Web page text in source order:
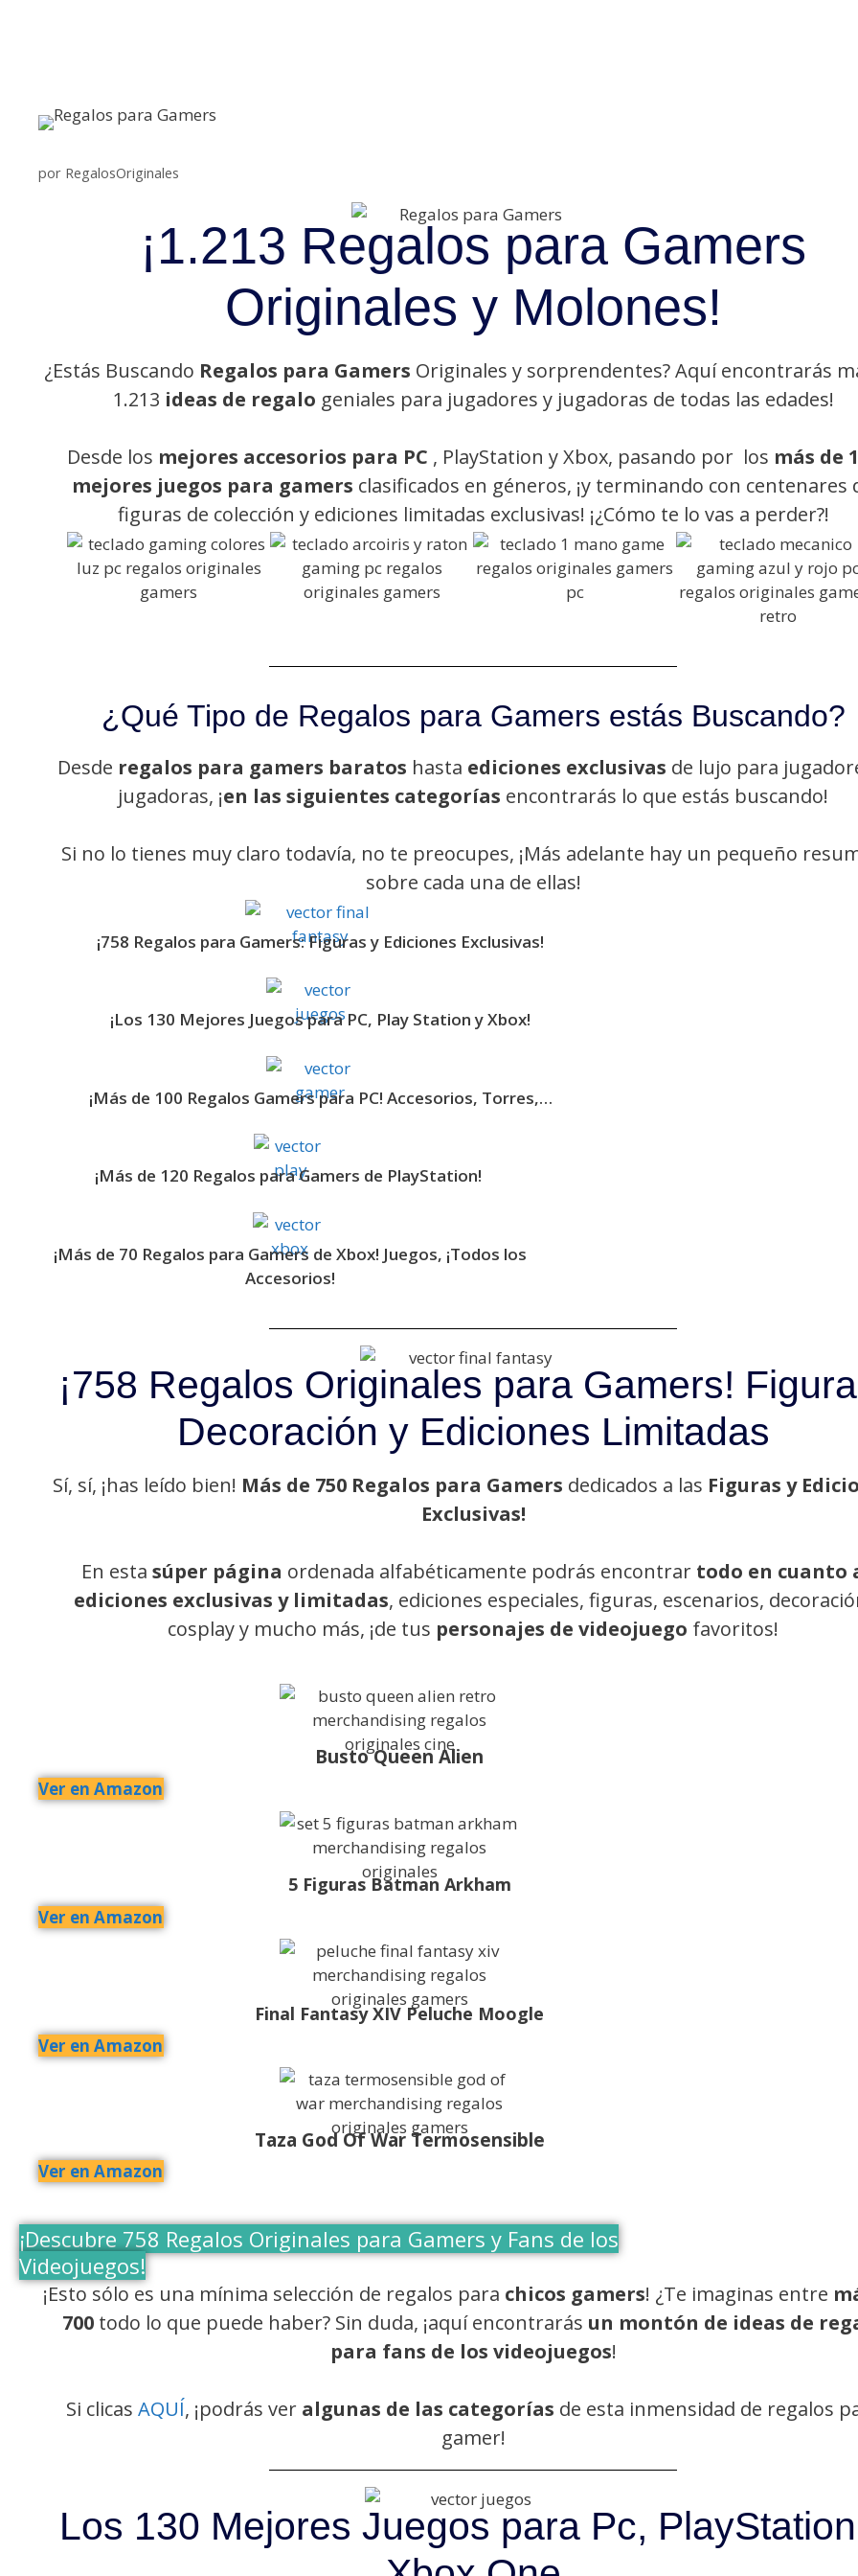
por RegalosOriginales
¡1.213 Regalos para Gamers
Originales y Molones!
¿Estás Buscando Regalos para Gamers Originales y sorprendentes? Aquí encontrarás
1.213 ideas de regalo geniales para jugadores y jugadoras de todas las edades!
Desde los mejores accesorios para PC , PlayStation y Xbox, pasando por los más de
mejores juegos para gamers clasificados en géneros, ¡y terminando con centenares
figuras de colección y ediciones limitadas exclusivas! ¡¿Cómo te lo vas a perder?!
¿Qué Tipo de Regalos para Gamers estás Buscando?
Desde regalos para gamers baratos hasta ediciones exclusivas de lujo para
jugadoras, ¡en las siguientes categorías encontrarás lo que estás buscando!
Si no lo tienes muy claro todavía, no te preocupes, ¡Más adelante hay un pequeño
sobre cada una de ellas!
¡758 Regalos para Gamers: Figuras y Ediciones Exclusivas!
¡Los 130 Mejores Juegos para PC, Play Station y Xbox!
¡Más de 100 Regalos Gamers para PC! Accesorios, Torres,…
¡Más de 120 Regalos para Gamers de PlayStation!
¡Más de 70 Regalos para Gamers de Xbox! Juegos, ¡Todos los
Accesorios!
¡758 Regalos Originales para Gamers!
Decoración y Ediciones Limitadas
Sí, sí, ¡has leído bien! Más de 750 Regalos para Gamers dedicados a las Figuras y
Exclusivas!
En esta súper página ordenada alfabéticamente podrás encontrar todo en cuanto
ediciones exclusivas y limitadas, ediciones especiales, figuras, escenarios,
cosplay y mucho más, ¡de tus personajes de videojuego favoritos!
Busto Queen Alien
Ver en Amazon
5 Figuras Batman Arkham
Ver en Amazon
Final Fantasy XIV Peluche Moogle
Ver en Amazon
Taza God Of War Termosensible
Ver en Amazon
¡Descubre 758 Regalos Originales para Gamers y Fans de los
Videojuegos!
¡Esto sólo es una mínima selección de regalos para chicos gamers! ¿Te imaginas entre
700 todo lo que puede haber? Sin duda, ¡aquí encontrarás un montón de ideas de
para fans de los videojuegos!
Si clicas AQUÍ, ¡podrás ver algunas de las categorías de esta inmensidad de regalos
gamer!
Los 130 Mejores Juegos para Pc,